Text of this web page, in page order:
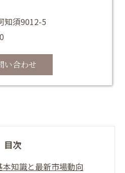
知須9012-5
い合わせ
目次
知識と最新市場動向